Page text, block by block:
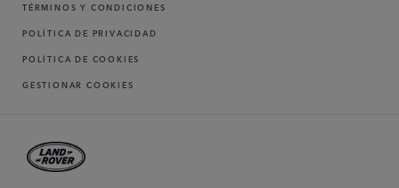
TÉRMINOS Y CONDICIONES
POLÍTICA DE PRIVACIDAD
POLÍTICA DE COOKIES
GESTIONAR COOKIES